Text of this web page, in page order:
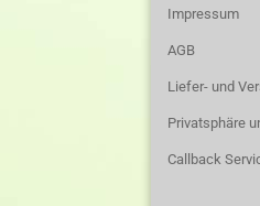
Impressum
AGB
Liefer- und
Privatsphäre
Callback